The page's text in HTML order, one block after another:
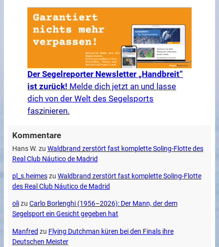
Der Segelreporter Newsletter „Handbreit“
ist zurück! Melde dich jetzt an und lasse
dich von der Welt des Segelsports
faszinieren.
Kommentare
Hans W. zu Waldbrand zerstört fast komplette Soling-Flotte des
Real Club Náutico de Madrid
pl_s.heimeszu Waldbrand zerstört fast komplette Soling-Flotte
des Real Club Náutico de Madrid
olizu Carlo Borlenghi (1956–2026): Der Mann, der dem
Segelsport ein Gesicht gegeben hat
Manfred zu Flying Dutchman küren bei den Finals ihre
Deutschen Meister